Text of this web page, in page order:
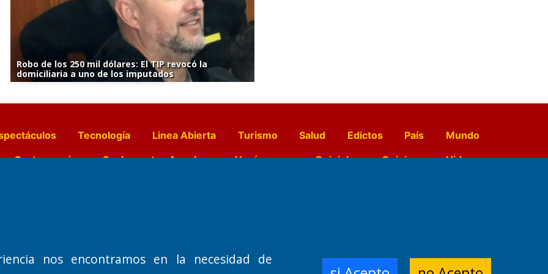
Robo de los 250 mil dólares: El TIP revocó la
domiciliaria a uno de los imputados
Tecnología Linea Abierta Turismo Salud Edictos País
Mundo
y Gastronomía Suplementos Anuales Horóscopo Quiniela Opinion
Videos
1992
Domicilio Legal: José Ingenieros 855,
Director General de Contenidos:
nos encontramos en la necesidad de